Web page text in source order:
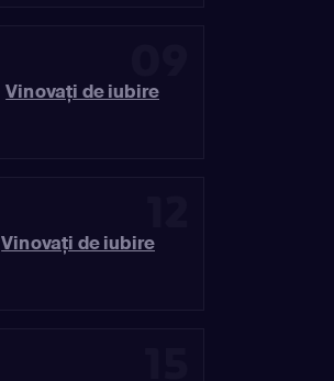
Vinovaţi de iubire
Vinovaţi de iubire